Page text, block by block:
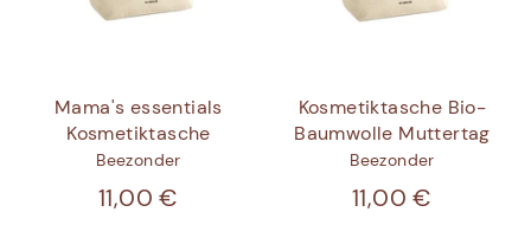
Mama's essentials
Kosmetiktasche
Beezonder
11,00 €
Kosmetiktasche Bio-
Baumwolle Muttertag
Beezonder
11,00 €